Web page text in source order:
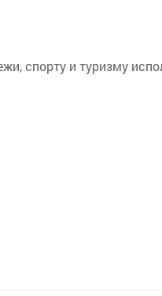
спорту и туризму